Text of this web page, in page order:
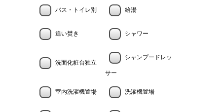
バス・トイレ別 給湯
追い焚き シャワー
洗面化粧台独立
シャンプードレッ
サー
室内洗濯機置場 洗濯機置場